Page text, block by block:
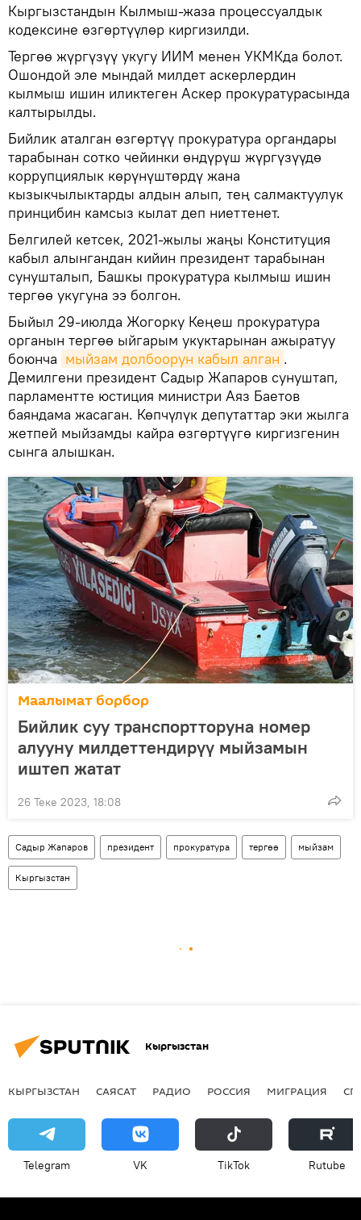
Кыргызстандын Кылмыш-жаза процессуалдык
кодексине өзгөртүүлөр киргизилди.
Тергөө жүргүзүү укугу ИИМ менен УКМКда болот.
Ошондой эле мындай милдет аскерлердин
кылмыш ишин иликтеген Аскер прокуратурасында
калтырылды.
Бийлик аталган өзгөртүү прокуратура органдары
тарабынан сотко чейинки өндүрүш жүргүзүүдө
коррупциялык көрүнүштөрдү жана
кызыкчылыктарды алдын алып, тең салмактуулук
принцибин камсыз кылат деп ниеттенет.
Белгилей кетсек, 2021-жылы жаңы Конституция
кабыл алынгандан кийин президент тарабынан
сунушталып, Башкы прокуратура кылмыш ишин
тергөө укугуна ээ болгон.
Быйыл 29-июлда Жогорку Кеңеш прокуратура
органын тергөө ыйгарым укуктарынан ажыратуу
боюнча мыйзам долбоорун кабыл алган .
Демилгени президент Садыр Жапаров сунуштап,
парламентте юстиция министри Аяз Баетов
баяндама жасаган. Көпчүлүк депутаттар эки жылга
жетпей мыйзамды кайра өзгөртүүгө киргизгенин
сынга алышкан.
Маалымат борбор
Бийлик суу транспортторуна номер
алууну милдеттендирүү мыйзамын
иштеп жатат
26 Теке 2023, 18:08
Садыр Жапаров президент прокуратура тергөө мыйзам
Кыргызстан
Кыргызстан
КЫРГЫЗСТАН САЯСАТ РАДИО РОССИЯ МИГРАЦИЯ
Telegram VK ТikТоk Rutube